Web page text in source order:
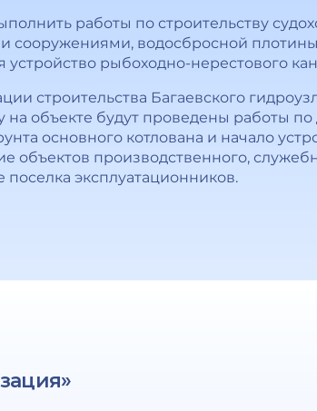
работы по строительству
сооружениями, водосбросной
рыбоходно-нерестового
строительства Багаевского
на объекте будут проведены работы
основного котлована и начало
объектов производственного,
поселка эксплуатационников.